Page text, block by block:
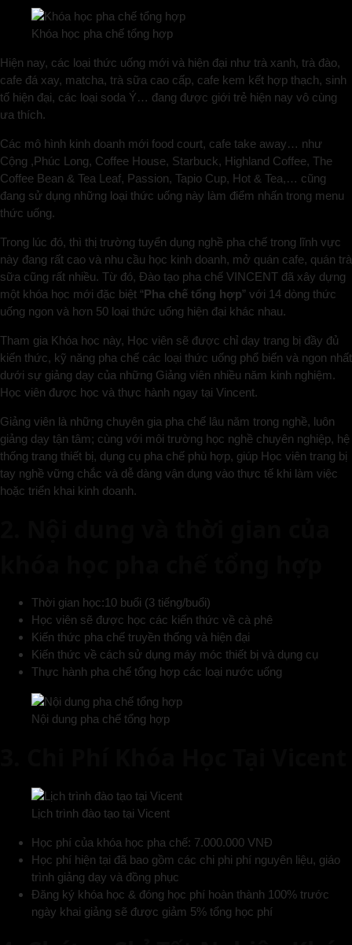
Khóa học pha chế tổng hợp
Hiện nay, các loại thức uống mới và hiện đại như trà xanh, trà đào,
cafe đá xay, matcha, trà sữa cao cấp, cafe kem kết hợp thạch, sinh
tố hiện đại, các loại soda Ý… đang được giới trẻ hiện nay vô cùng
ưa thích.
Các mô hình kinh doanh mới food court, cafe take away… như
Cộng ,Phúc Long, Coffee House, Starbuck, Highland Coffee, The
Coffee Bean & Tea Leaf, Passion, Tapio Cup, Hot & Tea,… cũng
đang sử dụng những loại thức uống này làm điểm nhấn trong menu
thức uống.
Trong lúc đó, thì thị trường tuyển dụng nghề pha chế trong lĩnh vực
này đang rất cao và nhu cầu học kinh doanh, mở quán cafe, quán trà
sữa cũng rất nhiều. Từ đó, Đào tạo pha chế VINCENT đã xây dựng
một khóa học mới đặc biệt “Pha chế tổng hợp” với 14 dòng thức
uống ngon và hơn 50 loại thức uống hiện đại khác nhau.
Tham gia Khóa học này, Học viên sẽ được chỉ dạy trang bị đầy đủ
kiến thức, kỹ năng pha chế các loại thức uống phổ biến và ngon nhất
dưới sự giảng dạy của những Giảng viên nhiều năm kinh nghiệm.
Học viên được học và thực hành ngay tại Vincent.
Giảng viên là những chuyên gia pha chế lâu năm trong nghề, luôn
giảng dạy tận tâm; cùng với môi trường học nghề chuyên nghiệp, hệ
thống trang thiết bị, dụng cụ pha chế phù hợp, giúp Học viên trang bị
tay nghề vững chắc và dễ dàng vận dụng vào thực tế khi làm việc
hoặc triển khai kinh doanh.
Thời gian học:10 buổi (3 tiếng/buổi)
Học viên sẽ được học các kiến thức về cà phê
Kiến thức pha chế truyền thống và hiện đại
Kiến thức về cách sử dụng máy móc thiết bị và dụng cụ
Thực hành pha chế tổng hợp các loại nước uống
Nội dung pha chế tổng hợp
Lịch trình đào tạo tại Vicent
Học phí của khóa học pha chế: 7.000.000 VNĐ
Học phí hiện tại đã bao gồm các chi phi phí nguyên liệu, giáo
trình giảng dạy và đồng phục
Đăng ký khóa học & đóng học phí hoàn thành 100% trước
ngày khai giảng sẽ được giảm 5% tổng học phí